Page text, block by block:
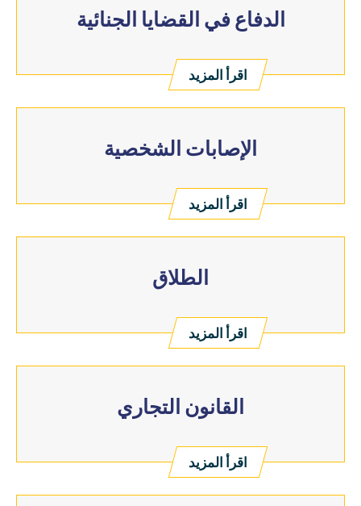
الدفاع في القضايا الجنائية
اقرأ المزيد
الإصابات الشخصية
اقرأ المزيد
الطلاق
اقرأ المزيد
القانون التجاري
اقرأ المزيد